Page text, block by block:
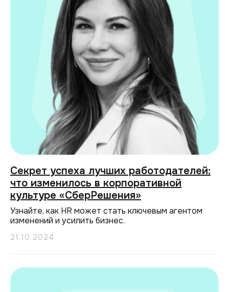
Секрет успеха лучших работодателей:
что изменилось в корпоративной
культуре «СберРешения»
Узнайте, как HR может стать ключевым агентом
изменений и усилить бизнес.
21.10.2024